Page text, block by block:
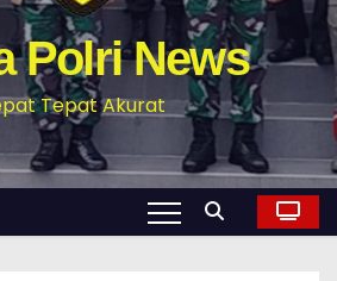
Polri News
Tepat Akurat